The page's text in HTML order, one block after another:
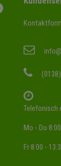
Telefonisch
Mo - Do
Fr 8:00 -